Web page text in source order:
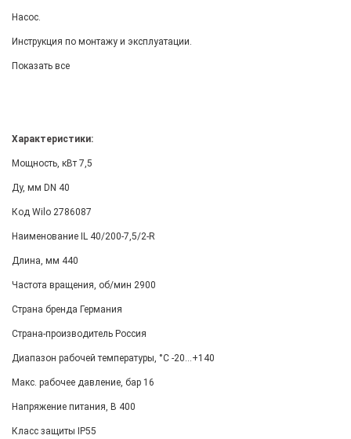
Насос.
Инструкция по монтажу и эксплуатации.
Показать все
Характеристики:
Мощность, кВт 7,5
Ду, мм DN 40
Код Wilo 2786087
Наименование IL 40/200-7,5/2-R
Длина, мм 440
Частота вращения, об/мин 2900
Страна бренда Германия
Страна-производитель Россия
Диапазон рабочей температуры, °С -20...+140
Макс. рабочее давление, бар 16
Напряжение питания, В 400
Класс защиты IP55